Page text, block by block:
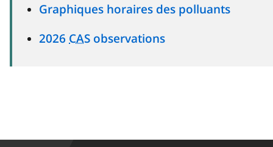
Graphiques horaires des polluants
2026 CAS observations